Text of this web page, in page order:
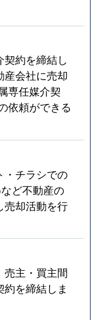
約を締結し
産会社に売却
専任媒介契
依頼ができる
・チラシでの
ど不動産の
売却活動を行
売主・買主間
を締結しま